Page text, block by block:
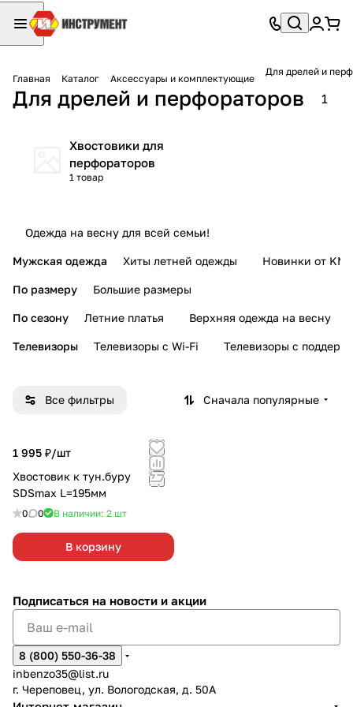
Главная Каталог Аксессуары и комплектующие
Для дрелей и
Для дрелей и перфораторов 1
Хвостовики для
перфораторов
1 товар
Одежда на весну для всей семьи!
Мужская одежда Хиты летней одежды Новинки от KMI
По размеру Большие размеры
По сезону Летние платья Верхняя одежда на весну
Телевизоры Телевизоры с Wi-Fi Телевизоры с
Все фильтры Сначала популярные
1 995 ₽/шт
Хвостовик к тун.буру
SDSmax L=195мм
0 0 В наличии: 2 шт
В корзину
Подписаться на новости и акции
8 (800) 550-36-38
inbenzo35@list.ru
г. Череповец, ул. Вологодская, д. 50А